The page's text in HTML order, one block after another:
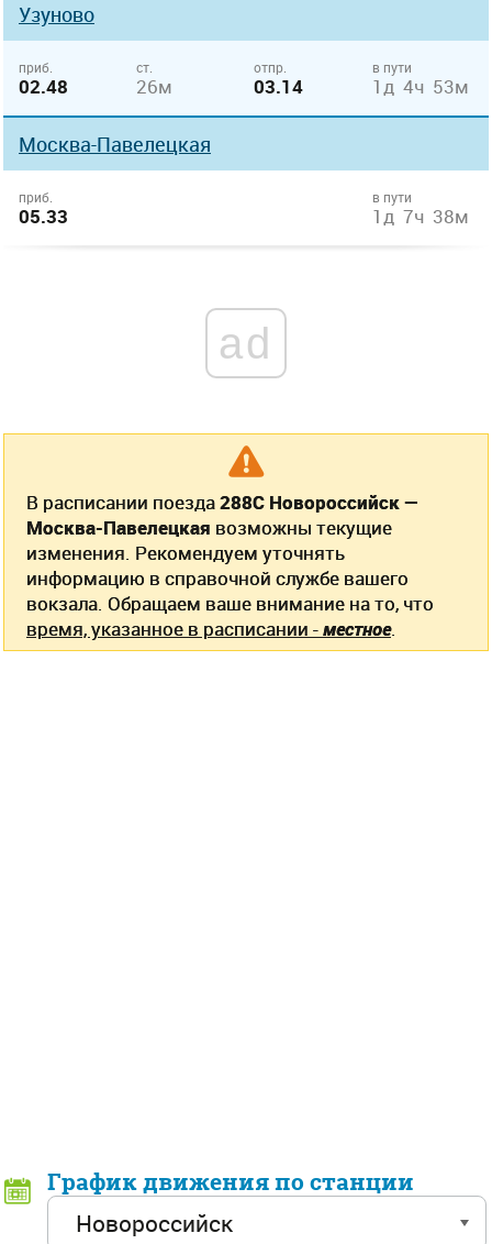
Узуново
приб.
02.48
ст.
26м
отпр.
03.14
в пути
1д 4ч 53м
Москва-Павелецкая
приб.
05.33
в пути
1д 7ч 38м
ad
В расписании поезда288С Новороссийск —
Москва-Павелецкая возможны текущие
изменения. Рекомендуем уточнять
информацию в справочной службе вашего
вокзала. Обращаем ваше внимание на то, что
время, указанное в расписании -местное.
График движения по станции